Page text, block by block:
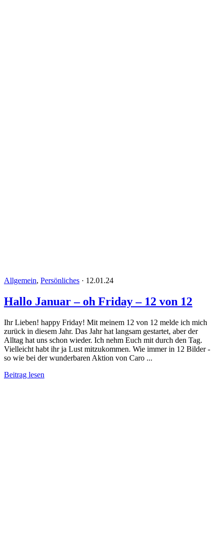
Allgemein, Persönliches · 12.01.24
Hallo Januar – oh Friday – 12 von 12
Ihr Lieben! happy Friday! Mit meinem 12 von 12 melde ich mich
zurück in diesem Jahr. Das Jahr hat langsam gestartet, aber der
Alltag hat uns schon wieder. Ich nehm Euch mit durch den Tag.
Vielleicht habt ihr ja Lust mitzukommen. Wie immer in 12 Bilder -
so wie bei der wunderbaren Aktion von Caro ...
Beitrag lesen